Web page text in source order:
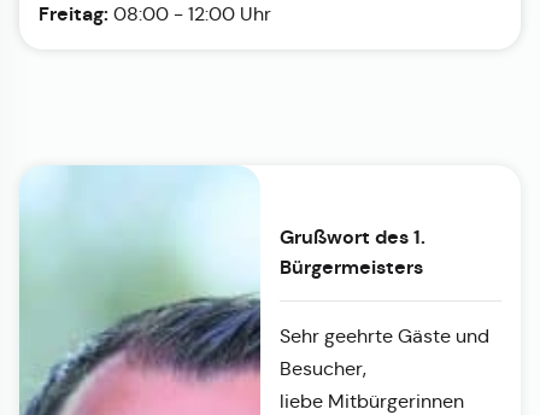
Freitag: 08:00 - 12:00 Uhr
Grußwort des 1.
Bürgermeisters
Sehr geehrte Gäste und
Besucher,
liebe Mitbürgerinnen